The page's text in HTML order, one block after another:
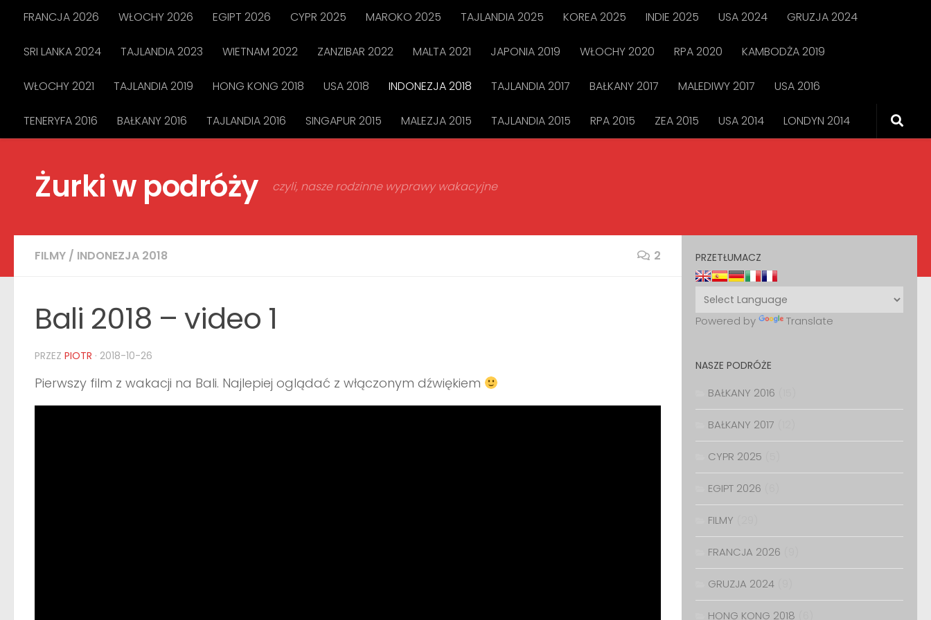
Przejdź do treści
FRANCJA 2026 WŁOCHY 2026 EGIPT 2026 CYPR 2025 MAROKO 2025 TAJLANDIA 2025 KOREA 2025 INDIE 2025 USA 2024 GRUZJA 2024
SRI LANKA 2024 TAJLANDIA 2023 WIETNAM 2022 ZANZIBAR 2022 MALTA 2021 JAPONIA 2019 WŁOCHY 2020 RPA 2020 KAMBODŻA 2019
WŁOCHY 2021 TAJLANDIA 2019 HONG KONG 2018 USA 2018 INDONEZJA 2018 TAJLANDIA 2017 BAŁKANY 2017 MALEDIWY 2017 USA 2016
TENERYFA 2016 BAŁKANY 2016 TAJLANDIA 2016 SINGAPUR 2015 MALEZJA 2015 TAJLANDIA 2015 RPA 2015 ZEA 2015 USA 2014 LONDYN 2014
Żurki w podróży czyli, nasze rodzinne wyprawy wakacyjne
FILMY / INDONEZJA 2018 2
Bali 2018 – video 1
PRZEZ PIOTR · 2018-10-26
Pierwszy film z wakacji na Bali. Najlepiej oglądać z włączonym dźwiękiem
PRZETŁUMACZ
Powered by Translate
NASZE PODRÓŻE
BAŁKANY 2016
BAŁKANY 2017
CYPR 2025
EGIPT 2026
FILMY
FRANCJA 2026
GRUZJA 2024
HONG KONG 2018